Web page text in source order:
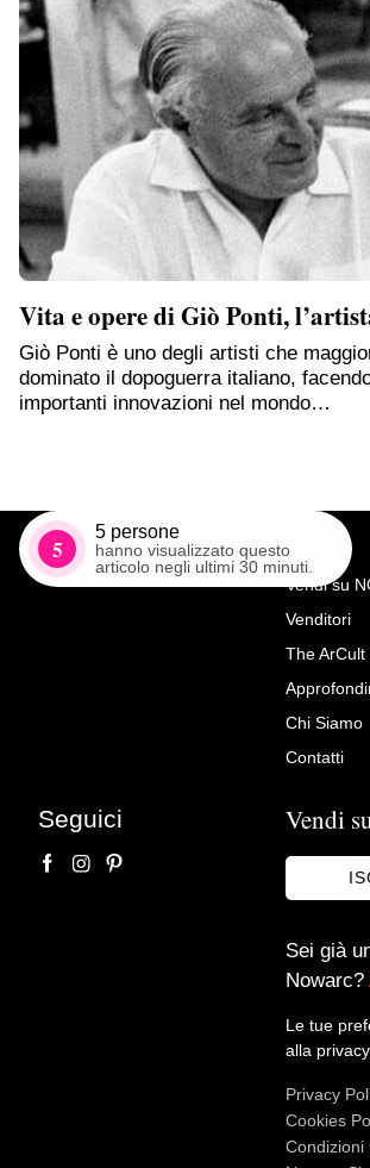
Vita e opere di Giò Ponti,
Giò Ponti è uno degli artisti che
dominato il dopoguerra italiano,
importanti innovazioni nel mondo…
5
5 persone
hanno visualizzato questo
articolo negli ultimi 30 minuti.
Richiedi Maggiori Info
Grande specchio da
Anni 70 Antonio
Crystal Luxor Vetro
Voglio rimanere aggiornato sulle
Vendi su
Venditori
The ArCult
Chi Siamo
Contatti
Seguici Vendi
Sei già
Nowarc?
Le tue
alla privacy
Privacy
Cookies
Condizioni